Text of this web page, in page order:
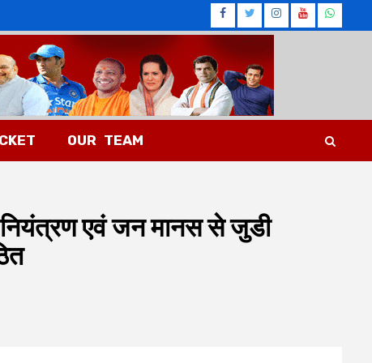
Facebook
Twitter
Instagram
OUR TEAM
नियंत्रण एवं जन मानस से जुडी